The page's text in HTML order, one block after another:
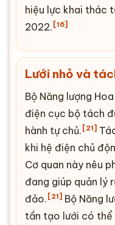
hiệu lực khai thác
2022. [16]
Lưới nhỏ và
Bộ Năng lượng
điện cục bộ tách
hành tự chủ. [21]
khi hệ điện chủ
Cơ quan này nêu
đang giúp quản lý
đảo. [21] Bộ Năng
tần tạo lưới có thể